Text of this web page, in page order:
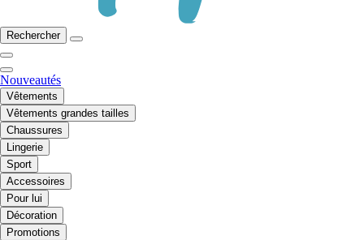
Rechercher
Nouveautés
Vêtements
Vêtements grandes tailles
Chaussures
Lingerie
Sport
Accessoires
Pour lui
Décoration
Promotions